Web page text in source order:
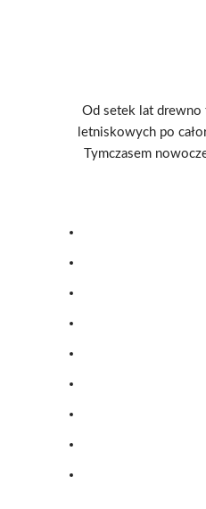
Od setek lat drewno
letniskowych po
Tymczasem